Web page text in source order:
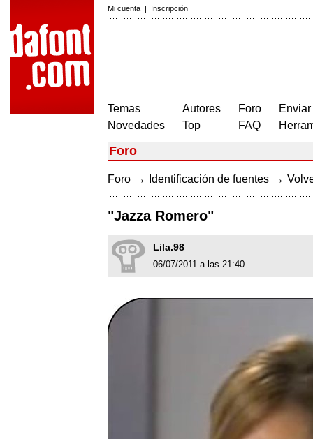
Mi cuenta | Inscripción
Temas
Novedades
Autores
Top
Foro
FAQ
Foro
Foro → Identificación de fuentes →
"Jazza Romero"
Lila.98
06/07/2011 a las 21:40